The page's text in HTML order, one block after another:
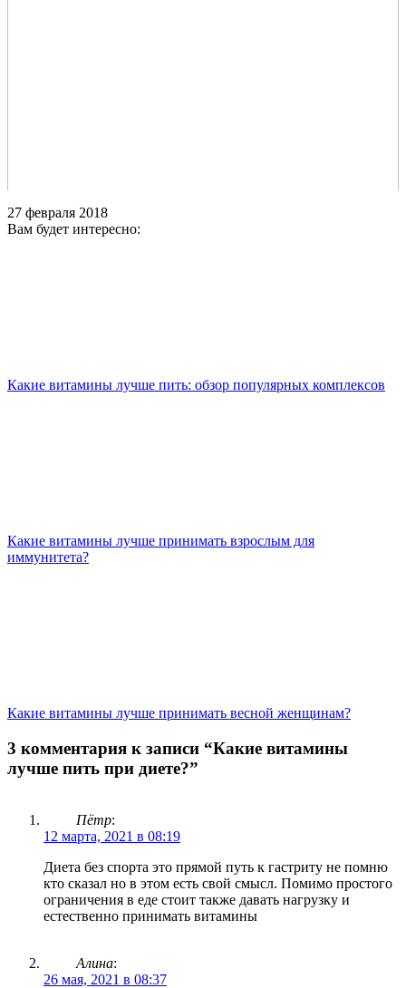
27 февраля 2018
Вам будет интересно:
Какие витамины лучше пить: обзор популярных комплексов
Какие витамины лучше принимать взрослым для
иммунитета?
Какие витамины лучше принимать весной женщинам?
3 комментария к записи “Какие витамины
лучше пить при диете?”
Пётр:
12 марта, 2021 в 08:19
Диета без спорта это прямой путь к гастриту не помню
кто сказал но в этом есть свой смысл. Помимо простого
ограничения в еде стоит также давать нагрузку и
естественно принимать витамины
Алина:
26 мая, 2021 в 08:37